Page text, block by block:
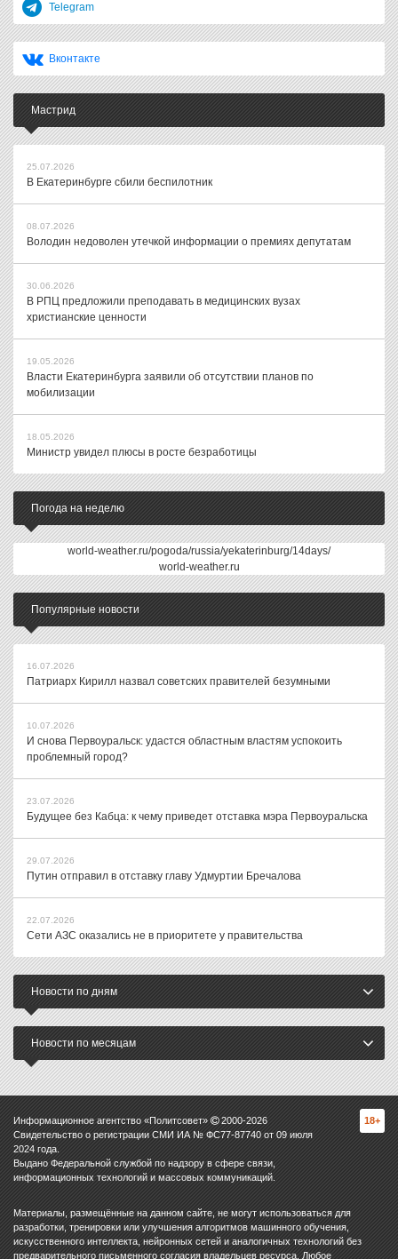
Telegram
Вконтакте
Мастрид
25.07.2026
В Екатеринбурге сбили беспилотник
08.07.2026
Володин недоволен утечкой информации о премиях депутатам
30.06.2026
В РПЦ предложили преподавать в медицинских вузах
христианские ценности
19.05.2026
Власти Екатеринбурга заявили об отсутствии планов по
мобилизации
18.05.2026
Министр увидел плюсы в росте безработицы
Погода на неделю
world-weather.ru/pogoda/russia/yekaterinburg/14days/
world-weather.ru
Популярные новости
16.07.2026
Патриарх Кирилл назвал советских правителей безумными
10.07.2026
И снова Первоуральск: удастся областным властям успокоить
проблемный город?
23.07.2026
Будущее без Кабца: к чему приведет отставка мэра Первоуральска
29.07.2026
Путин отправил в отставку главу Удмуртии Бречалова
22.07.2026
Сети АЗС оказались не в приоритете у правительства
Новости по дням
Новости по месяцам
Информационное агентство «Политсовет» 2000-2026
Свидетельство о регистрации СМИ ИА № ФС77-87740 от 09 июля
2024 года.
Выдано Федеральной службой по надзору в сфере связи,
информационных технологий и массовых коммуникаций.
18+
Материалы, размещённые на данном сайте, не могут использоваться для
разработки, тренировки или улучшения алгоритмов машинного обучения,
искусственного интеллекта, нейронных сетей и аналогичных технологий без
предварительного письменного согласия владельцев ресурса. Любое